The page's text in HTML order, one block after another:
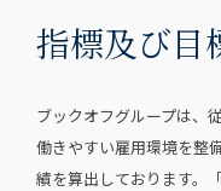
指標及び目
ブックオフグループは、
働きやすい雇用環境を整
績を算出しております